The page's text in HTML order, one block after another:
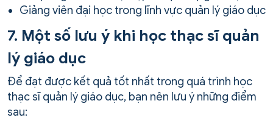
Giảng viên đại học trong lĩnh vực quản lý giáo dục
7. Một số lưu ý khi học thạc sĩ quản
lý giáo dục
Để đạt được kết quả tốt nhất trong quá trình học
thạc sĩ quản lý giáo dục, bạn nên lưu ý những điểm
sau: